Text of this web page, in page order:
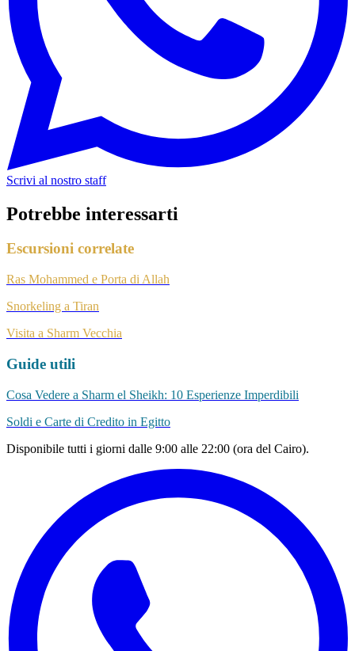
Scrivi al nostro staff
Potrebbe interessarti
Escursioni correlate
Ras Mohammed e Porta di Allah
Snorkeling a Tiran
Visita a Sharm Vecchia
Guide utili
Cosa Vedere a Sharm el Sheikh: 10 Esperienze Imperdibili
Soldi e Carte di Credito in Egitto
Disponibile tutti i giorni dalle 9:00 alle 22:00 (ora del Cairo).